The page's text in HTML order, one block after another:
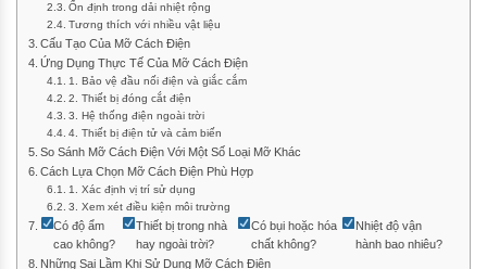
Ổn định trong dải nhiệt rộng
Tương thích với nhiều vật liệu
Cấu Tạo Của Mỡ Cách Điện
Ứng Dụng Thực Tế Của Mỡ Cách Điện
1. Bảo vệ đầu nối điện và giắc cắm
2. Thiết bị đóng cắt điện
3. Hệ thống điện ngoài trời
4. Thiết bị điện tử và cảm biến
So Sánh Mỡ Cách Điện Với Một Số Loại Mỡ Khác
Cách Lựa Chọn Mỡ Cách Điện Phù Hợp
1. Xác định vị trí sử dụng
3. Xem xét điều kiện môi trường
Có độ ẩm
cao không?
Thiết bị trong nhà
hay ngoài trời?
Có bụi hoặc hóa
chất không?
Nhiệt độ vận
hành bao nhiêu?
Những Sai Lầm Khi Sử Dụng Mỡ Cách Điện